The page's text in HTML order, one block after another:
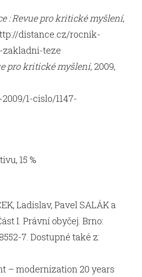
: Revue pro kritické myšlení,
http://distance.cz/rocnik-
zakladni-teze
pro kritické myšlení, 2009,
1-cislo/1147-
15 %
Ladislav, Pavel SALÁK a
I. Právní obyčej. Brno:
7. Dostupné také z:
– modernization 20 years